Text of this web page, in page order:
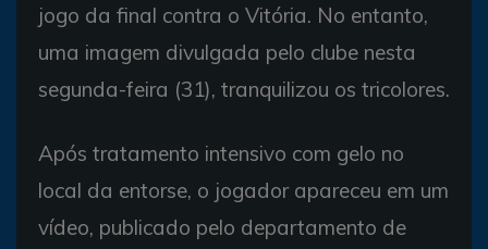
jogo da final contra o Vitória. No entanto,
uma imagem divulgada pelo clube nesta
segunda-feira (31), tranquilizou os tricolores.
Após tratamento intensivo com gelo no
local da entorse, o jogador apareceu em um
vídeo, publicado pelo departamento de